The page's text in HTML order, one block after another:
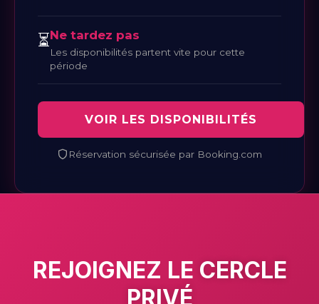
⏳Ne tardez pas
Les disponibilités partent vite pour cette
période
VOIR LES DISPONIBILITÉS
Réservation sécurisée par Booking.com
REJOIGNEZ LE CERCLE
PRIVÉ